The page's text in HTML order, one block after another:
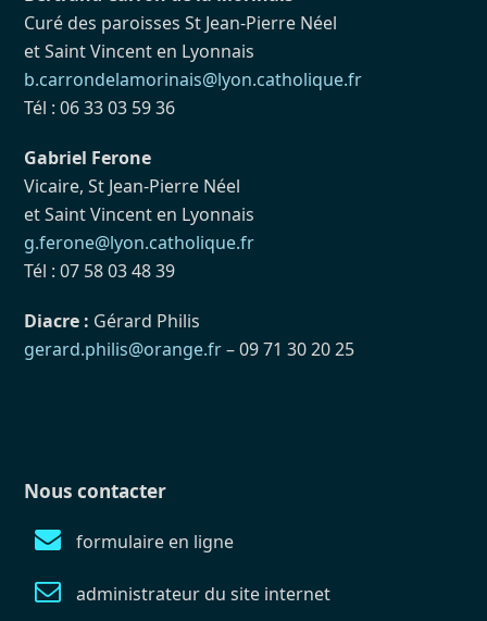
Curé des paroisses St Jean-Pierre Néel
et Saint Vincent en Lyonnais
b.carrondelamorinais@lyon.catholique.fr
Tél : 06 33 03 59 36
Gabriel Ferone
Vicaire, St Jean-Pierre Néel
et Saint Vincent en Lyonnais
g.ferone@lyon.catholique.fr
Tél : 07 58 03 48 39
Diacre : Gérard Philis
gerard.philis@orange.fr– 09 71 30 20 25
Nous contacter
formulaire en ligne
administrateur du site internet